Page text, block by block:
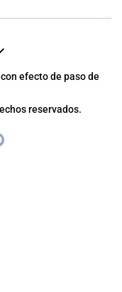
efecto de paso de
reservados.